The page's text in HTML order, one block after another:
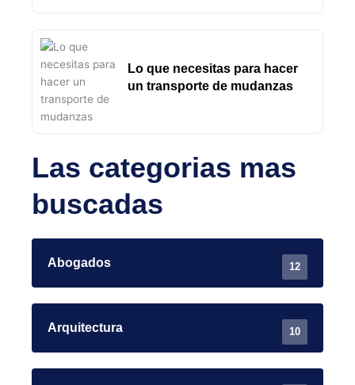
Lo que necesitas para hacer
un transporte de mudanzas
Las categorias mas
buscadas
Abogados 12
Arquitectura 10